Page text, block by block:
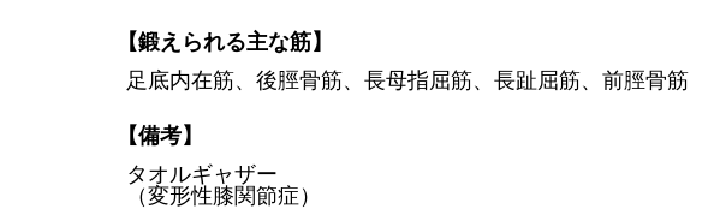
【鍛えられる主な筋】
足底内在筋、後脛骨筋、長母指屈筋、長趾屈筋、前脛骨筋
【備考】
タオルギャザー
（変形性膝関節症）